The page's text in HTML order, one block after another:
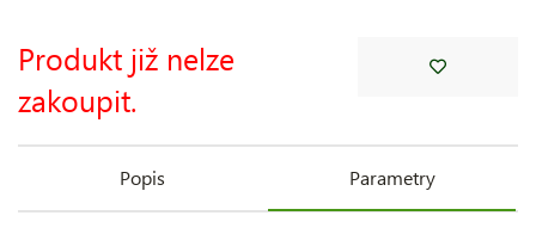
Produkt již nelze
zakoupit.
Popis Parametry